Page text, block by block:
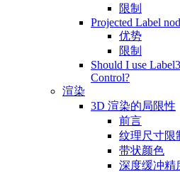
限制
Projected Label
优势
限制
Should I use
Control?
渲染
3D 渲染的局限性
前言
纹理尺寸限
带状颜色
深度缓冲精